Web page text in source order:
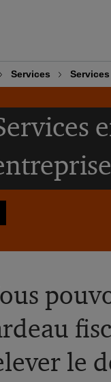
Services
le